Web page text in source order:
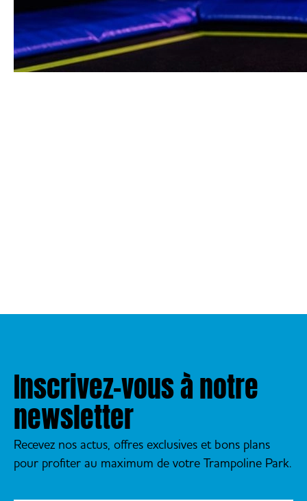
Inscrivez-vous à notre
newsletter
Recevez nos actus, offres exclusives et bons plans
pour profiter au maximum de votre Trampoline Park.